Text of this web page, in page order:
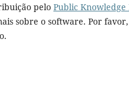
pelo Public Knowledge
sobre o software. Por favor,